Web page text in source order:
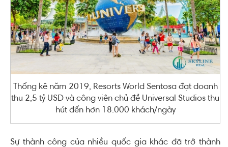
Thống kê năm 2019, Resorts World Sentosa đạt doanh
thu 2,5 tỷ USD và công viên chủ đề Universal Studios thu
hút đến hơn 18.000 khách/ngày
Sự thành công của nhiều quốc gia khác đã trở thành